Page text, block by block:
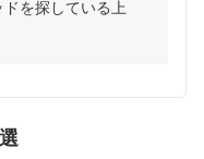
を探している上